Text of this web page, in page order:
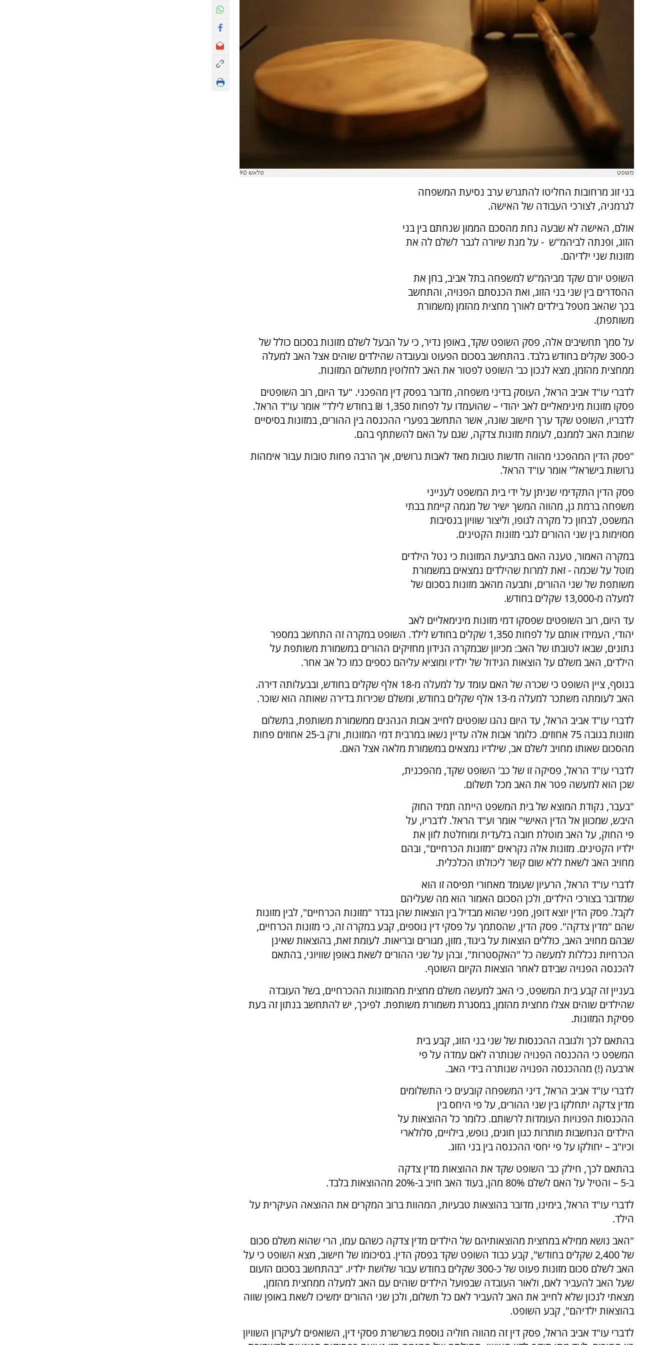
משפט פלאש 90
בני זוג מרחובות החליטו להתגרש ערב נסיעת המשפחה
לגרמניה, לצורכי העבודה של האישה.
אולם, האישה לא שבעה נחת מהסכם הממון שנחתם בין בני
הזוג, ופנתה לביהמ"ש - על מנת שיורה לגבר לשלם לה את
מזונות שני ילדיהם.
השופט יורם שקד מביהמ"ש למשפחה בתל אביב, בחן את
ההסדרים בין שני בני הזוג, ואת הכנסתם הפנויה, והתחשב
בכך שהאב מטפל בילדים לאורך מחצית מהזמן (משמורת
משותפת).
על סמך תחשיבים אלה, פסק השופט שקד, באופן נדיר, כי על הבעל לשלם מזונות בסכום כולל של
כ-300 שקלים בחודש בלבד. בהתחשב בסכום הפעוט ובעובדה שהילדים שוהים אצל האב למעלה
ממחצית מהזמן, מצא לנכון כב' השופט לפטור את האב לחלוטין מתשלום המזונות.
לדברי עו"ד אביב הראל, העוסק בדיני משפחה, מדובר בפסק דין מהפכני. "עד היום, רוב השופטים
פסקו מזונות מינימאליים לאב יהודי – שהועמדו על לפחות 1,350 ₪ בחודש לילד" אומר עו"ד הראל.
לדבריו, השופט שקד ערך חישוב שונה, אשר התחשב בפערי ההכנסה בין ההורים, במזונות בסיסיים
שחובת האב לממנם, לעומת מזונות צדקה, שגם על האם להשתתף בהם.
"פסק הדין המהפכני מהווה חדשות טובות מאד לאבות גרושים, אך הרבה פחות טובות עבור אימהות
גרושות בישראל" אומר עו"ד הראל.
פסק הדין התקדימי שניתן על ידי בית המשפט לענייני
משפחה ברמת גן, מהווה המשך ישיר של מגמה קיימת בבתי
המשפט, לבחון כל מקרה לגופו, וליצור שוויון בנסיבות
מסוימות בין שני ההורים לגבי מזונות הקטינים.
במקרה האמור, טענה האם בתביעת המזונות כי נטל הילדים
מוטל על שכמה - זאת למרות שהילדים נמצאים במשמורת
משותפת של שני ההורים, ותבעה מהאב מזונות בסכום של
למעלה מ-13,000 שקלים בחודש.
עד היום, רוב השופטים שפסקו דמי מזונות מינימאליים לאב
יהודי, העמידו אותם על לפחות 1,350 שקלים בחודש לילד. השופט במקרה זה התחשב במספר
נתונים, שבאו לטובתו של האב: מכיוון שבמקרה הנידון מחזיקים ההורים במשמורת משותפת על
הילדים, האב משלם על הוצאות הגידול של ילדיו ומוציא עליהם כספים כמו כל אב אחר.
בנוסף, ציין השופט כי שכרה של האם עומד על למעלה מ-18 אלף שקלים בחודש, ובבעלותה דירה.
האב לעומתה משתכר למעלה מ-13 אלף שקלים בחודש, ומשלם שכירות בדירה שאותה הוא שוכר.
לדברי עו"ד אביב הראל, עד היום נהגו שופטים לחייב אבות הנהנים ממשמורת משותפת, בתשלום
מזונות בגובה 75 אחוזים. כלומר אבות אלה עדיין נשאו במרבית דמי המזונות, ורק ב-25 אחוזים פחות
מהסכום שאותו מחויב לשלם אב, שילדיו נמצאים במשמורת מלאה אצל האם.
לדברי עו"ד הראל, פסיקה זו של כב' השופט שקד, מהפכנית,
שכן הוא למעשה פטר את האב מכל תשלום.
"בעבר, נקודת המוצא של בית המשפט הייתה תמיד החוק
היבש, שמכוון אל הדין האישי" אומר וע"ד הראל. לדבריו, על
פי החוק, על האב מוטלת חובה בלעדית ומוחלטת לזון את
ילדיו הקטינים. מזונות אלה נקראים "מזונות הכרחיים", ובהם
מחויב האב לשאת ללא שום קשר ליכולתו הכלכלית.
לדברי עו"ד הראל, הרעיון שעומד מאחורי תפיסה זו הוא
שמדובר בצורכי הילדים, ולכן הסכום האמור הוא מה שעליהם
לקבל. פסק הדין יוצא דופן, מפני שהוא מבדיל בין הוצאות שהן בגדר "מזונות הכרחיים", לבין מזונות
שהם "מדין צדקה". פסק הדין, שהסתמך על פסקי דין נוספים, קבע במקרה זה, כי מזונות הכרחיים,
שבהם מחויב האב, כוללים הוצאות על ביגוד, מזון, מגורים ובריאות. לעומת זאת, בהוצאות שאינן
הכרחיות נכללות למעשה כל "האקסטרות", ובהן על שני ההורים לשאת באופן שוויוני, בהתאם
להכנסה הפנויה שבידם לאחר הוצאות הקיום השוטף.
בעניין זה קבע בית המשפט, כי האב למעשה משלם מחצית מהמזונות ההכרחיים, בשל העובדה
שהילדים שוהים אצלו מחצית מהזמן, במסגרת משמורת משותפת. לפיכך, יש להתחשב בנתון זה בעת
פסיקת המזונות.
בהתאם לכך ולגובה ההכנסות של שני בני הזוג, קבע בית
המשפט כי ההכנסה הפנויה שנותרה לאם עמדה על פי
ארבעה (!) מההכנסה הפנויה שנותרה בידי האב.
לדברי עו"ד אביב הראל, דיני המשפחה קובעים כי התשלומים
מדין צדקה יתחלקו בין שני ההורים, על פי היחס בין
ההכנסות הפנויות העומדות לרשותם. כלומר כל ההוצאות על
הילדים הנחשבות מותרות כגון חוגים, נופש, בילויים, סלולארי
וכיו"ב – יחולקו על פי יחסי ההכנסה בין בני הזוג.
בהתאם לכך, חילק כב' השופט שקד את ההוצאות מדין צדקה
ב-5 – והטיל על האם לשלם 80% מהן, בעוד האב חויב ב-20% מההוצאות בלבד.
לדברי עו"ד הראל, בימינו, מדובר בהוצאות טבעיות, המהוות ברוב המקרים את ההוצאה העיקרית על
הילד.
"האב נושא ממילא במחצית מהוצאותיהם של הילדים מדין צדקה כשהם עמו, הרי שהוא משלם סכום
של 2,400 שקלים בחודש", קבע כבוד השופט שקד בפסק הדין. בסיכומו של חישוב, מצא השופט כי על
האב לשלם סכום מזונות פעוט של כ-300 שקלים בחודש עבור שלושת ילדיו. "בהתחשב בסכום הזעום
שעל האב להעביר לאם, ולאור העובדה שבפועל הילדים שוהים עם האב למעלה ממחצית מהזמן,
מצאתי לנכון שלא לחייב את האב להעביר לאם כל תשלום, ולכן שני ההורים ימשיכו לשאת באופן שווה
בהוצאות ילדיהם", קבע השופט.
לדברי עו"ד אביב הראל, פסק דין זה מהווה חוליה נוספת בשרשרת פסקי דין, השואפים לעיקרון השוויון